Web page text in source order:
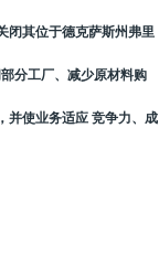
闭其位于德克萨斯州弗里
分工厂、减少原材料购
并使业务适应 竞争力、成